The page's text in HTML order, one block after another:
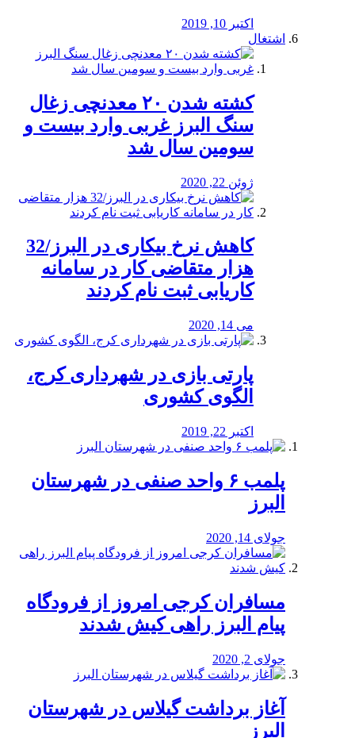
اکتبر 10, 2019
اشتغال
کشته شدن ۲۰ معدنچی زغال
سنگ البرز غربی وارد بیست و
سومین سال شد
ژوئن 22, 2020
کاهش نرخ بیکاری در البرز/32
هزار متقاضی کار در سامانه
کاریابی ثبت نام کردند
می 14, 2020
پارتی بازی در شهرداری کرج،
الگوی کشوری
اکتبر 22, 2019
پلمب ۶ واحد صنفی در شهرستان
البرز
جولای 14, 2020
مسافران کرجی امروز از فرودگاه
پیام البرز راهی کیش شدند
جولای 2, 2020
آغاز برداشت گیلاس در شهرستان
البرز